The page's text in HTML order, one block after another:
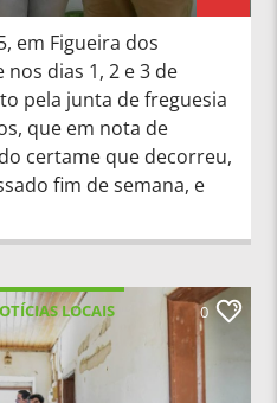
em Figueira dos
nos dias 1, 2 e 3 de
pela junta de freguesia
que em nota de
certame que decorreu,
fim de semana, e
LOCAIS
0